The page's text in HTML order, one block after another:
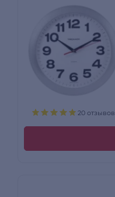
20 отзывов